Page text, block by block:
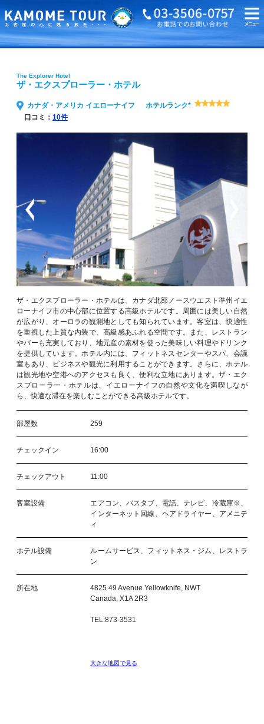
海外旅行・ツアーTOP The Explorer Hotel ザ・エクスプローラー・ホテル
The Explorer Hotel
ザ・エクスプローラー・ホテル
カナダ・アメリカ イエローナイフ
ホテルランク*
口コミ： 10件
ザ・エクスプローラー・ホテルは、カナダ北部ノースウエスト準州イエ
ローナイフ市の中心部に位置する高級ホテルです。周囲には美しい自然
が広がり、オーロラの観測地としても知られています。客室は、快適性
を重視した上質な内装で、高級感あふれる空間です。また、レストラン
やバーも充実しており、地元産の素材を使った美味しい料理やドリンク
を提供しています。ホテル内には、フィットネスセンターやスパ、会議
室もあり、ビジネスや観光に利用することができます。さらに、ホテル
は観光地や空港へのアクセスも良く、便利な立地にあります。ザ・エク
スプローラー・ホテルは、イエローナイフの自然や文化を満喫しなが
ら、快適な滞在を楽しむことができる高級ホテルです。
部屋数 259
チェックイン 16:00
チェックアウト 11:00
客室設備
エアコン、バスタブ、電話、テレビ、冷蔵庫※、
インターネット回線、ヘアドライヤー、アメニテ
ィ
ホテル設備
ルームサービス、フィットネス・ジム、レストラ
ン
所在地
4825 49 Avenue Yellowknife, NWT
Canada, X1A 2R3
TEL:873-3531
大きな地図で見る